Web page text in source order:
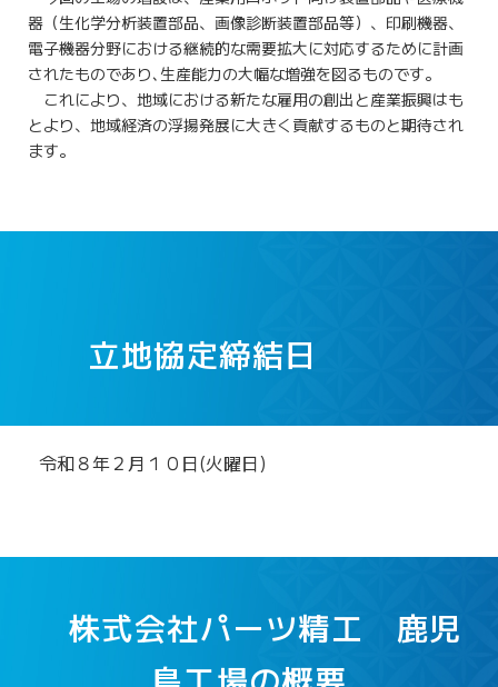
器（生化学分析装置部品、画像診断装置部品等）、印刷機器、
電子機器分野における継続的な需要拡大に対応するために計画
されたものであり､生産能力の大幅な増強を図るものです。
これにより、地域における新たな雇用の創出と産業振興はも
とより、地域経済の浮揚発展に大きく貢献するものと期待され
ます。
立地協定締結日
令和８年２月１０日(火曜日)
株式会社パーツ精工 鹿児